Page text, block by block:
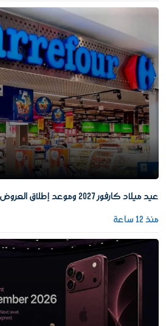
عيد ميلاد كارفور 2027 وموعد إطلاق العروض في الفروع والتطبيق
منذ 12 ساعة